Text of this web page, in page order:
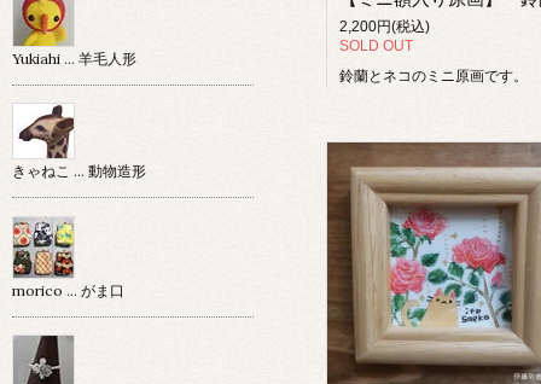
2,200円(税込)
SOLD OUT
鈴蘭とネコのミニ原画です。
Yukiahi … 羊毛人形
きゃねこ … 動物造形
morico … がま口